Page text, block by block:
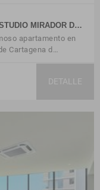
MIRADOR D…
apartamento en
Cartagena d…
DETALLE